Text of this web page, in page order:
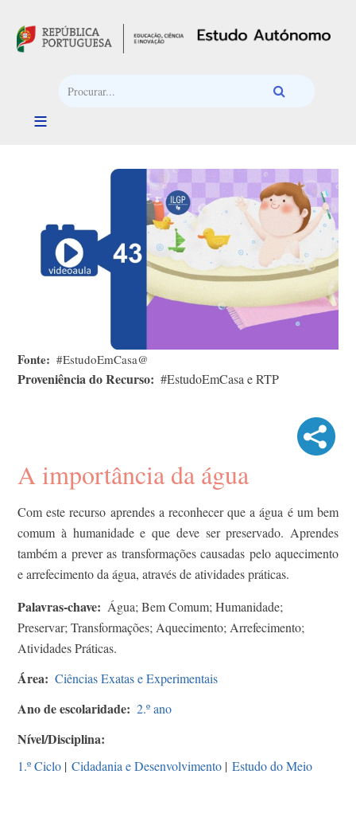
Fonte #EstudoEmCasa@
Proveniência do Recurso #EstudoEmCasa e RTP
A importância da água
Com este recurso aprendes a reconhecer que a água é um bem
comum à humanidade e que deve ser preservado. Aprendes
também a prever as transformações causadas pelo aquecimento
e arrefecimento da água, através de atividades práticas.
Palavras-chave
Água; Bem Comum; Humanidade;
Preservar; Transformações; Aquecimento; Arrefecimento;
Atividades Práticas.
Área Ciências Exatas e Experimentais
Ano de escolaridade 2.º ano
Nível/Disciplina
1.º Ciclo | Cidadania e Desenvolvimento | Estudo do Meio